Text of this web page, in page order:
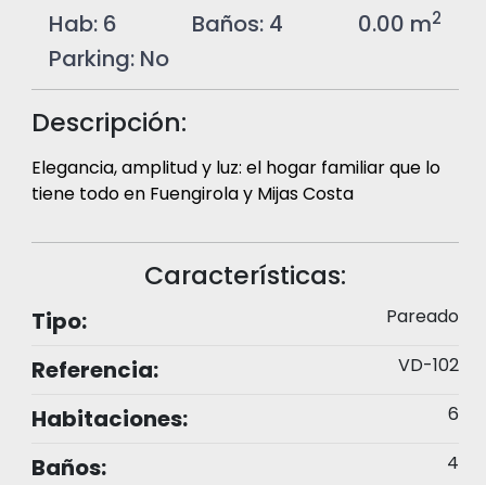
Hab: 6 Baños: 4 0.00 m2
Parking: No
Descripción:
Elegancia, amplitud y luz: el hogar familiar que lo
tiene todo en Fuengirola y Mijas Costa
Características:
Tipo: Pareado
Referencia: VD-102
Habitaciones: 6
Baños: 4